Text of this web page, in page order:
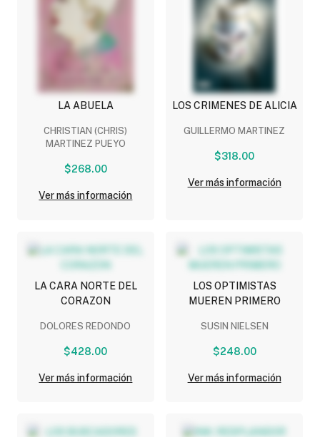
LA ABUELA
CHRISTIAN (CHRIS)
MARTINEZ PUEYO
$268.00
Ver más información
LOS CRIMENES DE ALICIA
GUILLERMO MARTINEZ
$318.00
Ver más información
LA CARA NORTE DEL
CORAZON
DOLORES REDONDO
$428.00
Ver más información
LOS OPTIMISTAS
MUEREN PRIMERO
SUSIN NIELSEN
$248.00
Ver más información